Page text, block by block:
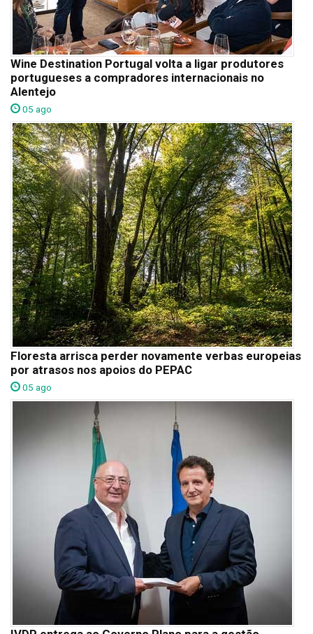
Wine Destination Portugal volta a ligar produtores
portugueses a compradores internacionais no
Alentejo
05 ago
Floresta arrisca perder novamente verbas europeias
por atrasos nos apoios do PEPAC
05 ago